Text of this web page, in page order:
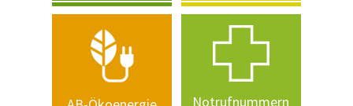
Notrufnummern